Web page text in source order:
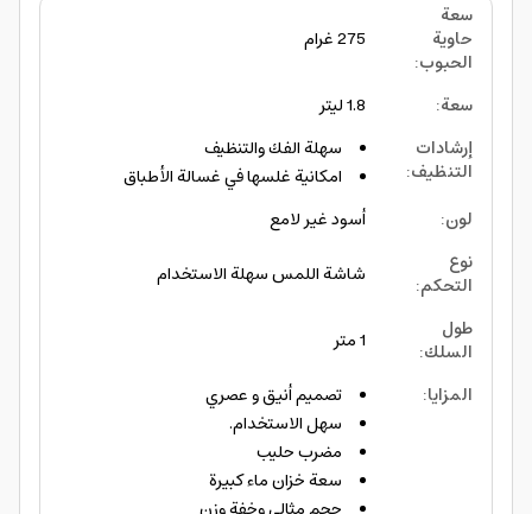
سعة
حاوية
الحبوب:
275 غرام
سعة:
1.8 ليتر
إرشادات
التنظيف:
سهلة الفك والتنظيف
امكانية غلسها في غسالة الأطباق
لون:
أسود غير لامع
نوع
التحكم:
شاشة اللمس سهلة الاستخدام
طول
السلك:
1 متر
المزايا:
تصميم أنيق و عصري
سهل الاستخدام.
مضرب حليب
سعة خزان ماء كبيرة